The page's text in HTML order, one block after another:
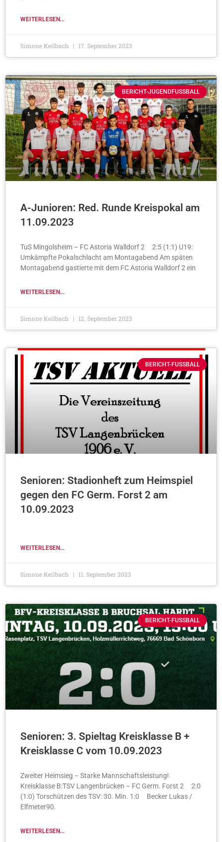
WEITERLESEN...
Simone Keilbach 17. September 2023
BERICHT-JUGENDFUSSBALL
A-Junioren: Red. Runde Kreispokal am
11.09.2023
TuS Mingolsheim – FC Astoria Walldorf 2 2:5 (1:1) U19:
Umkämpfte Pokalschlacht am Montagabend Am späten
Montagabend gastierte mit dem FC Astoria Walldorf 2 ein
WEITERLESEN...
Simone Keilbach 12. September 2023
BERICHT-FUSSBALL
Senioren: Stadionheft zum Heimspiel
gegen den FC Germ. Forst 2 am
10.09.2023
WEITERLESEN...
Simone Keilbach 11. September 2023
BERICHT-FUSSBALL
Senioren: 3. Spieltag Kreisklasse B +
Kreisklasse C vom 10.09.2023
Zweiter Heimsieg – Starke Mannschaftsleistung!
Kreisklasse B:TSV Langenbrücken – FC Germ. Forst 2 2:0
(1:0) Torschützen des TSV: 30. Min. 1:0 Becker Lukas /
Elfmeter90.
WEITERLESEN...